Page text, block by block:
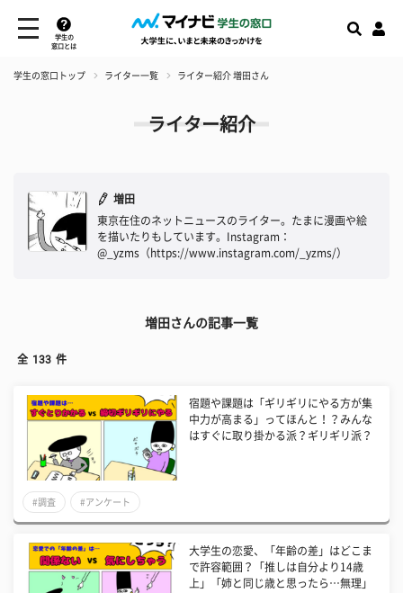
学生の
窓口とは
学生の窓口トップ ライター一覧 ライター紹介 増田さん
ライター紹介
増田
東京在住のネットニュースのライター。たまに漫画や絵
を描いたりもしています。Instagram：
@_yzms（https://www.instagram.com/_yzms/）
増田さんの記事一覧
全 133 件
宿題や課題は「ギリギリにやる方が集
中力が高まる」ってほんと！？みんな
はすぐに取り掛かる派？ギリギリ派？
#調査 #アンケート
大学生の恋愛、「年齢の差」はどこま
で許容範囲？「推しは自分より14歳
上」「姉と同じ歳と思ったら…無理」